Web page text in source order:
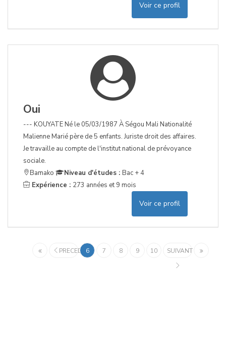
Voir ce profil
Oui
--- KOUYATE Né le 05/03/1987 À Ségou Mali Nationalité
Malienne Marié père de 5 enfants. Juriste droit des affaires.
Je travaille au compte de l'institut national de prévoyance
sociale.
Bamako
Niveau d'études : Bac + 4
Expérience : 273 années et 9 mois
Voir ce profil
PRECEDENT
6 7 8 9 10 SUIVANT